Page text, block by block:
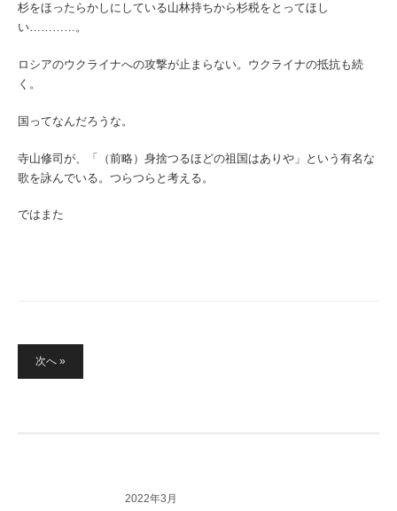
杉をほったらかしにしている山林持ちから杉税をとってほし
い…………。
ロシアのウクライナへの攻撃が止まらない。ウクライナの抵抗も続
く。
国ってなんだろうな。
寺山修司が、「（前略）身捨つるほどの祖国はありや」という有名な
歌を詠んでいる。つらつらと考える。
ではまた
の
次へ »
2022年3月